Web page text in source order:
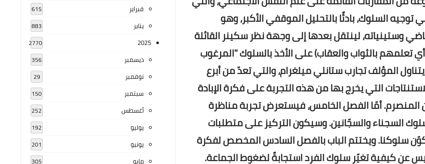
السلوك، بادئًا بالتحليل الموقفي الأكبر، وهو
وستينياته، لينتقل بعدها إلى وجهة نظر سكينر القائلة
بالثواب والعقاب) على الأخذ بالسلوك "المرغوب
المؤلف تجارب ستانلي ميلغرام، والتي تعدّ من أبرع
التي يخرج بها من هذه التجربة على فكرة الإبادة
المنصرم. أمّا الفصل الخامس، فيستعرض تجربة مناظرة
السجناء والسجّانين. وسيكون التركيز على متطلبات
سلوكنا. ويختتم الباب بالفصل السادس المخصص لفكرة
عن كيفية تغيّر سلوك الفرد استجابةً لضغوط الجماعة.
فبراير 615
يناير 883
2025
2770
ديسمبر 356
نوفمبر 29
سبتمبر 150
أغسطس 252
يوليو 192
يونيو 201
مايو 305